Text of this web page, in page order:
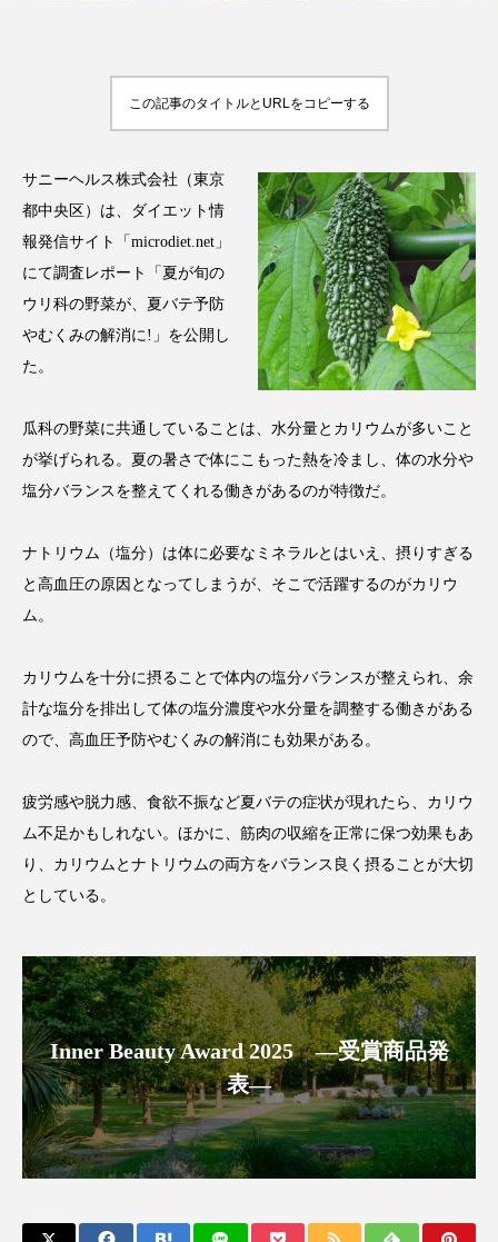
Instagram SaaS SNS
アスレジャーコスメ アレルギー アロマ
アンチエイジング アンチソリチュード
インナービューティー 冷え
インナービューティーアワード2025受賞商品
ウェアラブルデバイス ウェルネス
カウンセラー カウンセリング
クローズアップ ケーススタディ
コグニティブヘルス コスト削減
コルチゾール
サステナブル美容 サプライチェーン
サプリ サロンクレンジング サロン戦略
サロン経営 サロン連略 シャネル
スカルプ クレンジング 頻度 スカルプケア
スキンケア スキンケア 習慣
スキンケアルーティン ストレス スパ
この記事のタイトルとURLをコピーする
サニーヘルス株式会社（東京
都中央区）は、ダイエット情
報発信サイト「microdiet.net」
にて調査レポート「夏が旬の
ウリ科の野菜が、夏バテ予防
やむくみの解消に!」を公開し
た。
瓜科の野菜に共通していることは、水分量とカリウムが多いこと
が挙げられる。夏の暑さで体にこもった熱を冷まし、体の水分や
塩分バランスを整えてくれる働きがあるのが特徴だ。
ナトリウム（塩分）は体に必要なミネラルとはいえ、摂りすぎる
と高血圧の原因となってしまうが、そこで活躍するのがカリウ
ム。
カリウムを十分に摂ることで体内の塩分バランスが整えられ、余
計な塩分を排出して体の塩分濃度や水分量を調整する働きがある
ので、高血圧予防やむくみの解消にも効果がある。
疲労感や脱力感、食欲不振など夏バテの症状が現れたら、カリウ
ム不足かもしれない。ほかに、筋肉の収縮を正常に保つ効果もあ
り、カリウムとナトリウムの両方をバランス良く摂ることが大切
としている。
Inner Beauty Award 2025 ―受賞商品発
表―